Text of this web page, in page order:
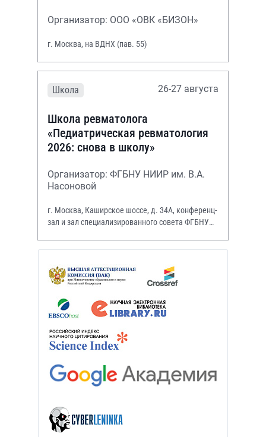
Организатор: ООО «ОВК «БИЗОН»
г. Москва, на ВДНХ (пав. 55)
Школа 26-27 августа
Школа ревматолога
«Педиатрическая ревматология
2026: снова в школу»
Организатор: ФГБНУ НИИР им. В.А.
Насоновой
г. Москва, Каширское шоссе, д. 34А, конференц-
зал и зал специализированного совета ФГБНУ